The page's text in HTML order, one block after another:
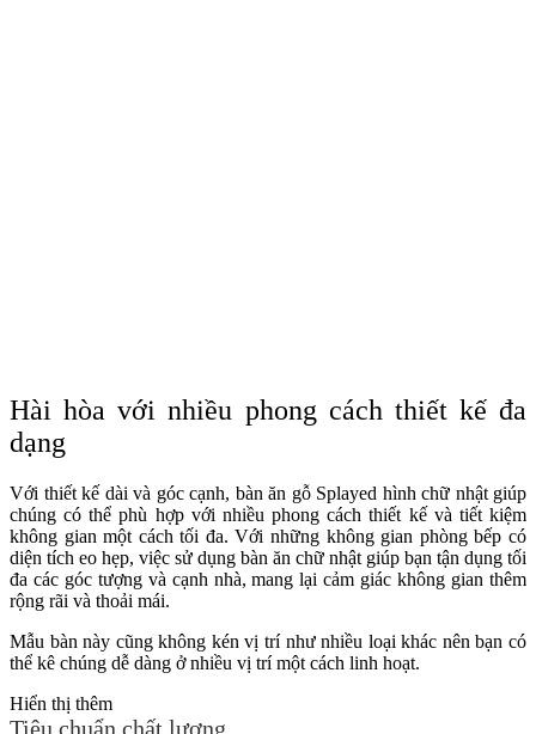
Hài hòa với nhiều phong cách thiết kế đa
dạng
Với thiết kế dài và góc cạnh, bàn ăn gỗ Splayed hình chữ nhật giúp
chúng có thể phù hợp với nhiều phong cách thiết kế và tiết kiệm
không gian một cách tối đa. Với những không gian phòng bếp có
diện tích eo hẹp, việc sử dụng bàn ăn chữ nhật giúp bạn tận dụng tối
đa các góc tượng và cạnh nhà, mang lại cảm giác không gian thêm
rộng rãi và thoải mái.
Mẫu bàn này cũng không kén vị trí như nhiều loại khác nên bạn có
thể kê chúng dễ dàng ở nhiều vị trí một cách linh hoạt.
Hiển thị thêm
Tiêu chuẩn chất lượng